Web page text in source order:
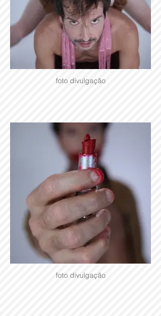
foto divulgação
foto divulgação